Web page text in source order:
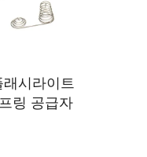
시라이트
링 공급자